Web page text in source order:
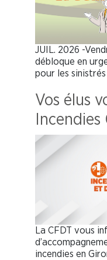
JUIL. 2026 -
débloque en
pour les sinistrés
Vos élus
La CFDT vous
incendies en